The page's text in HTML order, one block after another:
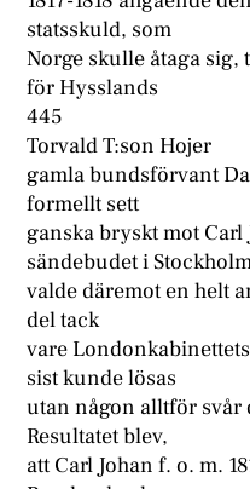
statsskuld, som
Norge skulle åtaga
för Hysslands
445
Torvald T:son Hojer
gamla bundsförvant
formellt sett
ganska bryskt mot Carl
sändebudet i
valde däremot en helt
del tack
vare
sist kunde lösas
utan någon alltför svår
Resultatet blev,
att Carl Johan f. o. m.